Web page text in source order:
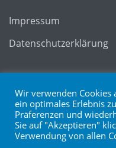
Impressum
Datenschutzerklärung
Gestaltung durch
Wir verwenden Cookies
ein optimales Erlebnis
Präferenzen und
Sie auf "Akzeptieren"
Verwendung von allen